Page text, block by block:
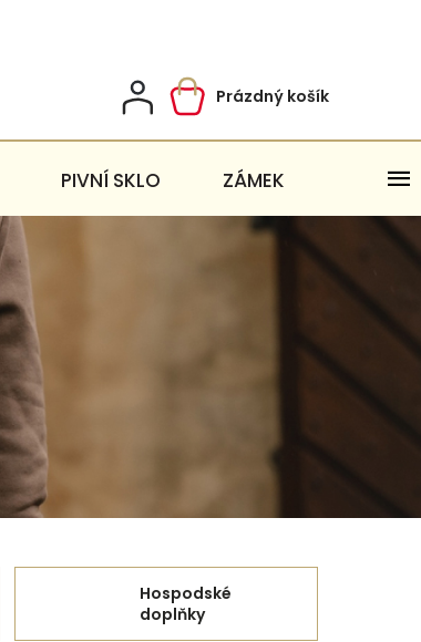
Nákupní
košík
Prázdný košík
PIVNÍ SKLO ZÁMEK
Hospodské
doplňky